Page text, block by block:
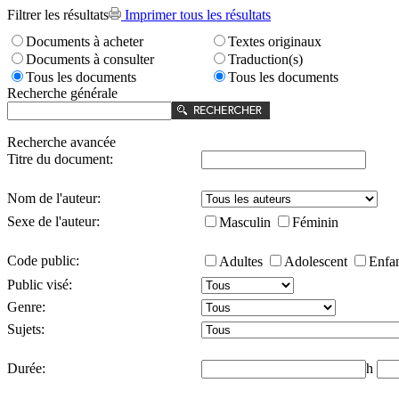
Filtrer les résultats
Imprimer tous les résultats
Documents à acheter
Documents à consulter
Tous les documents
Textes originaux
Traduction(s)
Tous les documents
Recherche générale
Recherche avancée
Titre du document:
Nom de l'auteur:
Sexe de l'auteur:
Masculin Féminin
Code public: Adultes Adolescent
Public visé:
Genre:
Sujets:
Durée: h